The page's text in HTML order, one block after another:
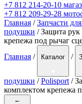
+7 812 214-20-10
+7 812 209-29-28
Главная /Запчасти
подушки / Защита
крепежа под рычаг
Главная / Каталог /
подушки / Polisport /
комплектом крепежа
←